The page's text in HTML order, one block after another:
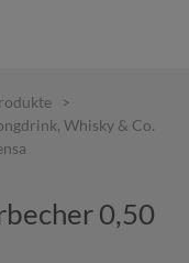
>
Whisky & Co.
0,50